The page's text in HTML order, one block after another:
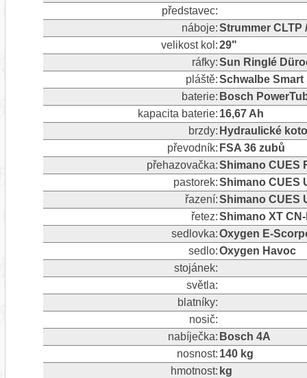
představec:
náboje:Strummer CLTP
velikost kol:29"
ráfky:Sun Ringlé
pláště:Schwalbe Smart
baterie: Bosch
kapacita baterie: 16,67 Ah
brzdy: Hydraulické
převodník: FSA 36 zubů
přehazovačka:Shimano CUES
pastorek:Shimano CUES
řazení:Shimano CUES
řetez:Shimano XT
sedlovka:Oxygen E-
sedlo:Oxygen Havoc
stojánek:
světla:
blatníky:
nosič:
nabíječka: Bosch 4A
nosnost: 140 kg
hmotnost: kg